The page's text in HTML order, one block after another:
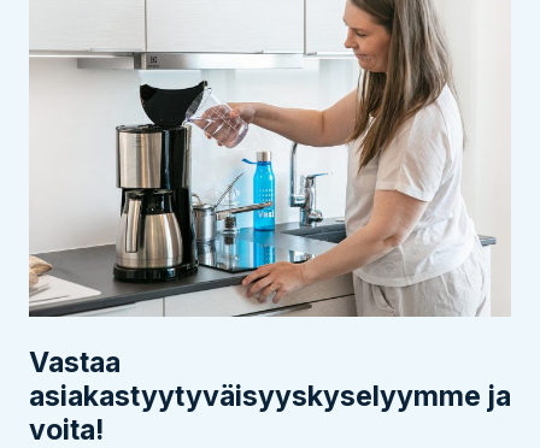
Vastaa
asiakastyytyväisyyskyselyymme ja
voita!